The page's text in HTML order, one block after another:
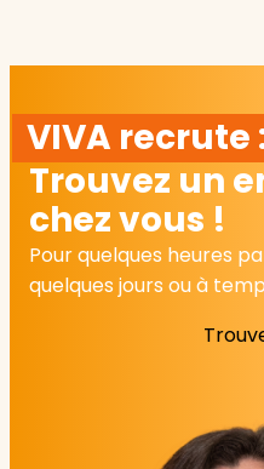
VIVA recrute
Trouvez un
chez vous !
Pour quelques heures
quelques jours ou à